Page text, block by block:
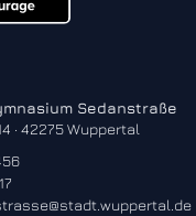
Sedanstraße
· 42275 Wuppertal